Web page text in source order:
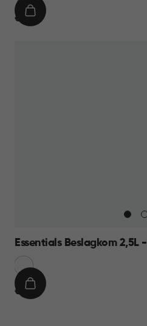
€
€ 9,95
IN
Essentials Beslagkom 2,5L
Wit
€
€ 6,95
IN